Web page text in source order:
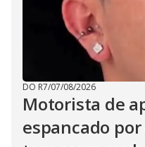
DO R7/07/08/2026
Motorista de
espancado